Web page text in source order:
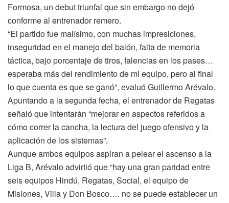
Formosa, un debut triunfal que sin embargo no dejó
conforme al entrenador remero.
“El partido fue malísimo, con muchas impresiciones,
inseguridad en el manejo del balón, falta de memoria
táctica, bajo porcentaje de tiros, falencias en los pases…
esperaba más del rendimiento de mi equipo, pero al final
lo que cuenta es que se ganó”, evaluó Guillermo Arévalo.
Apuntando a la segunda fecha, el entrenador de Regatas
señaló que intentarán “mejorar en aspectos referidos a
cómo correr la cancha, la lectura del juego ofensivo y la
aplicación de los sistemas”.
Aunque ambos equipos aspiran a pelear el ascenso a la
Liga B, Arévalo advirtió que “hay una gran paridad entre
seis equipos Hindú, Regatas, Social, el equipo de
Misiones, Villa y Don Bosco…. no se puede establecer un